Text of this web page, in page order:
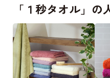
「１秒タオル」